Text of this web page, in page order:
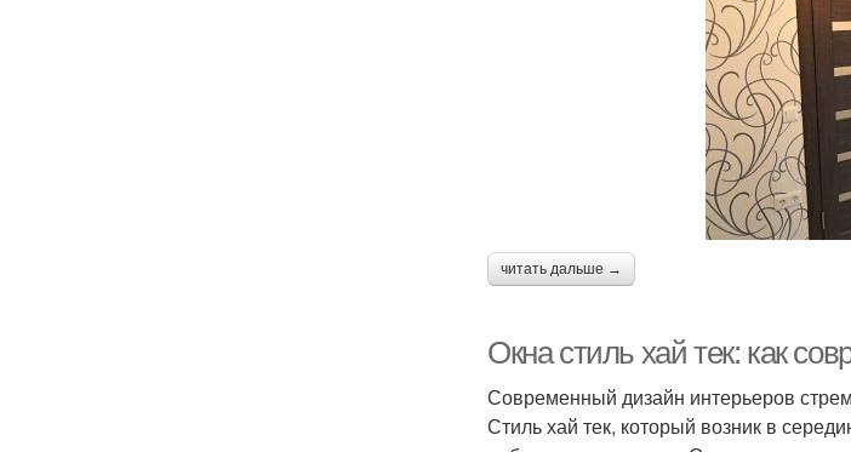
читать дальше →
Окна стиль хай тек: как
Современный дизайн интерьеров
Стиль хай тек, который возник в